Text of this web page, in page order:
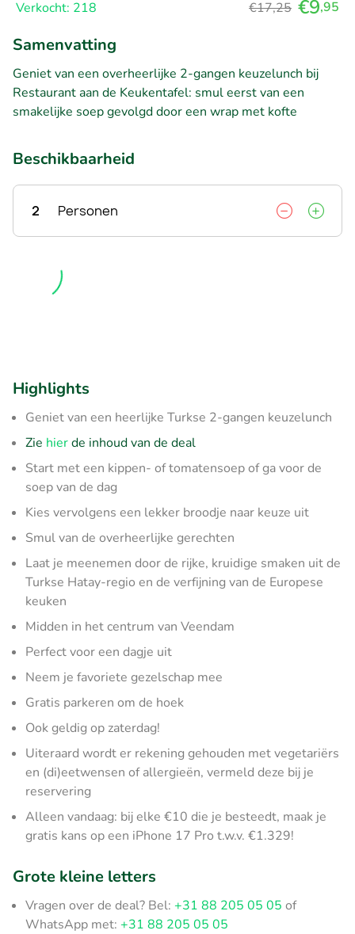
Verkocht: 218 €17,25 €9,95
Samenvatting
Geniet van een overheerlijke 2-gangen keuzelunch bij
Restaurant aan de Keukentafel: smul eerst van een
smakelijke soep gevolgd door een wrap met kofte
Beschikbaarheid
2 Personen
Highlights
Geniet van een heerlijke Turkse 2-gangen keuzelunch
Zie hierde inhoud van de deal
Start met een kippen- of tomatensoep of ga voor de
soep van de dag
Kies vervolgens een lekker broodje naar keuze uit
Smul van de overheerlijke gerechten
Laat je meenemen door de rijke, kruidige smaken uit de
Turkse Hatay-regio en de verfijning van de Europese
keuken
Midden in het centrum van Veendam
Perfect voor een dagje uit
Neem je favoriete gezelschap mee
Gratis parkeren om de hoek
Ook geldig op zaterdag!
Uiteraard wordt er rekening gehouden met vegetariërs
en (di)eetwensen of allergieën, vermeld deze bij je
reservering
Alleen vandaag: bij elke €10 die je besteedt, maak je
gratis kans op een iPhone 17 Pro t.w.v. €1.329!
Grote kleine letters
Vragen over de deal? Bel: +31 88 205 05 05 of
WhatsApp met: +31 88 205 05 05